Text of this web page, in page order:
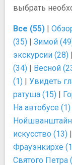
выбрать
Все (55) |
(35) | Зимой
экскурсии (28) |
(34) | Весной
(1) | Увидеть
ратуша (15) |
На автобусе (1)
искусство (13) |
Фрауэнкирхе
Святого Петра